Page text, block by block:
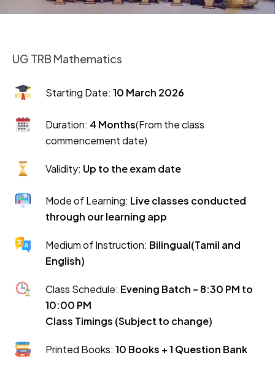
UG TRB Mathematics
Starting Date: 10 March 2026
Duration: 4 Months(From the class
commencement date)
Validity: Up to the exam date
Mode of Learning: Live classes conducted
through our learning app
Medium of Instruction: Bilingual(Tamil and
English)
Class Schedule: Evening Batch – 8:30 PM to
10:00 PM
Class Timings (Subject to change)
Printed Books: 10 Books + 1 Question Bank